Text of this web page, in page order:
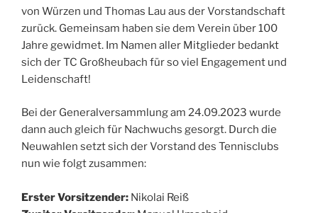
von Würzen und Thomas Lau aus der Vorstandschaft
zurück. Gemeinsam haben sie dem Verein über 100
Jahre gewidmet. Im Namen aller Mitglieder bedankt
sich der TC Großheubach für so viel Engagement und
Leidenschaft!
Bei der Generalversammlung am 24.09.2023 wurde
dann auch gleich für Nachwuchs gesorgt. Durch die
Neuwahlen setzt sich der Vorstand des Tennisclubs
nun wie folgt zusammen:
Erster Vorsitzender: Nikolai Reiß